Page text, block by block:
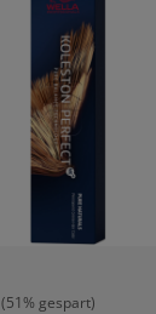
(51% gespart)